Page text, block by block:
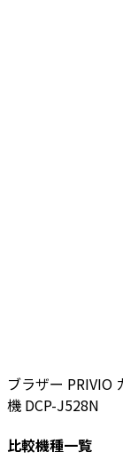
ブラザー PRIVIO
機 DCP-J528N
比較機種一覧